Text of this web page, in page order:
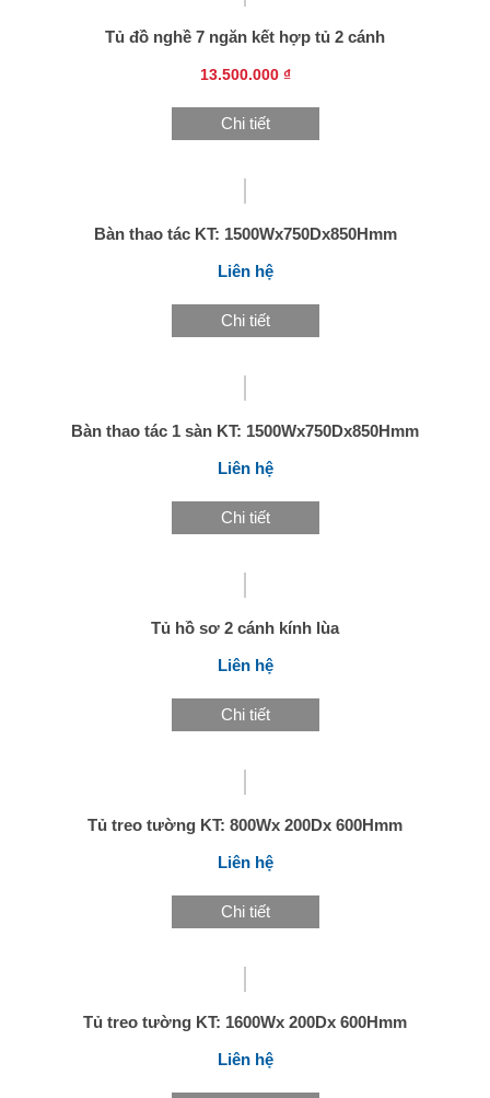
Tủ đồ nghề 7 ngăn kết hợp tủ 2 cánh
13.500.000 ₫
Chi tiết
Bàn thao tác KT: 1500Wx750Dx850Hmm
Liên hệ
Chi tiết
Bàn thao tác 1 sàn KT: 1500Wx750Dx850Hmm
Liên hệ
Chi tiết
Tủ hồ sơ 2 cánh kính lùa
Liên hệ
Chi tiết
Tủ treo tường KT: 800Wx 200Dx 600Hmm
Liên hệ
Chi tiết
Tủ treo tường KT: 1600Wx 200Dx 600Hmm
Liên hệ